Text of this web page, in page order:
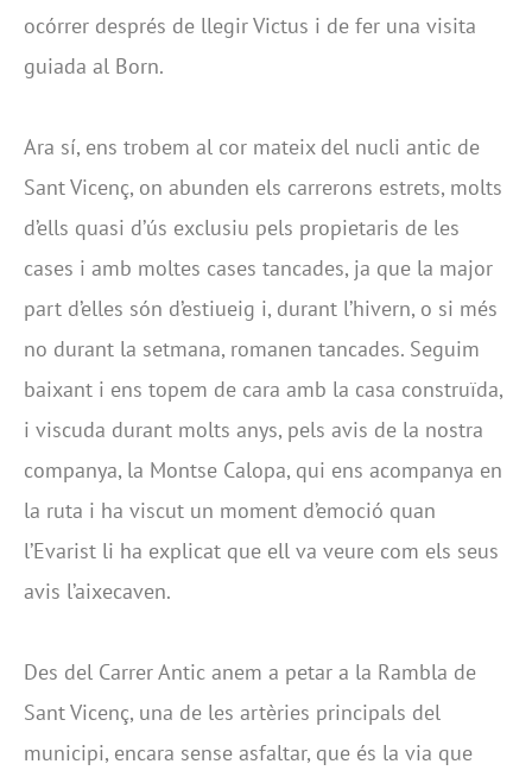
ocórrer després de llegir Victus i de fer una visita
guiada al Born.
Ara sí, ens trobem al cor mateix del nucli antic de
Sant Vicenç, on abunden els carrerons estrets, molts
d’ells quasi d’ús exclusiu pels propietaris de les
cases i amb moltes cases tancades, ja que la major
part d’elles són d’estiueig i, durant l’hivern, o si més
no durant la setmana, romanen tancades. Seguim
baixant i ens topem de cara amb la casa construïda,
i viscuda durant molts anys, pels avis de la nostra
companya, la Montse Calopa, qui ens acompanya en
la ruta i ha viscut un moment d’emoció quan
l’Evarist li ha explicat que ell va veure com els seus
avis l’aixecaven.
Des del Carrer Antic anem a petar a la Rambla de
Sant Vicenç, una de les artèries principals del
municipi, encara sense asfaltar, que és la via que